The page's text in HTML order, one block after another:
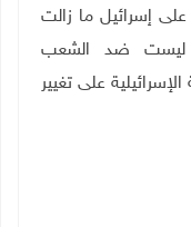
على إسرائيل ما زالت
ليست ضد الشعب
على تغيير